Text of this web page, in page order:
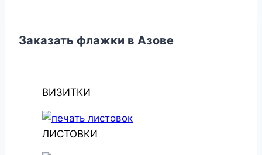
Заказать флажки в Азове
ВИЗИТКИ
ЛИСТОВКИ